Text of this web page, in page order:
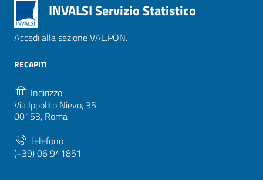
INVALSI Servizio Statistico
Accedi alla sezione VAL.PON.
RECAPITI
Indirizzo
Via Ippolito Nievo, 35
00153, Roma
Telefono
(+39) 06 941851